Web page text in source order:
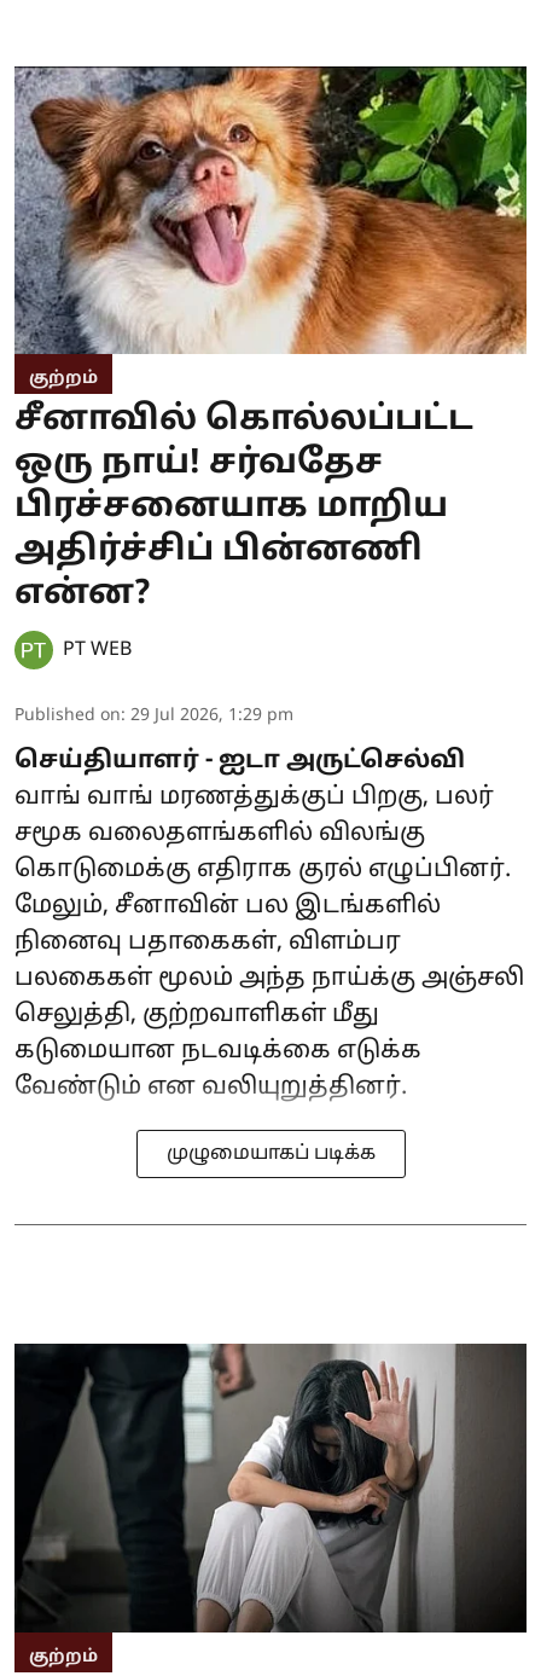
குற்றம்
சீனாவில் கொல்லப்பட்ட
ஒரு நாய்! சர்வதேச
பிரச்சனையாக மாறிய
அதிர்ச்சிப் பின்னணி
என்ன?
PT WEB
Published on: 29 Jul 2026, 1:29 pm
செய்தியாளர் - ஐடா அருட்செல்வி
வாங் வாங் மரணத்துக்குப் பிறகு, பலர்
சமூக வலைதளங்களில் விலங்கு
கொடுமைக்கு எதிராக குரல் எழுப்பினர்.
மேலும், சீனாவின் பல இடங்களில்
நினைவு பதாகைகள், விளம்பர
பலகைகள் மூலம் அந்த நாய்க்கு அஞ்சலி
செலுத்தி, குற்றவாளிகள் மீது
கடுமையான நடவடிக்கை எடுக்க
வேண்டும் என வலியுறுத்தினர்.
முழுமையாகப் படிக்க
குற்றம்